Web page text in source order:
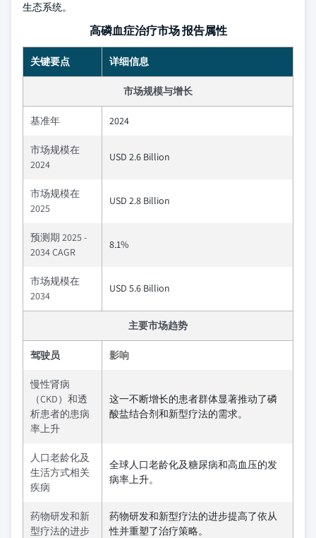
生态系统。
高磷血症治疗市场 报告属性
关键要点 详细信息
市场规模与增长
基准年 2024
市场规模在
2024
USD 2.6 Billion
市场规模在
2025
USD 2.8 Billion
预测期 2025 -
2034 CAGR
8.1%
市场规模在
2034
USD 5.6 Billion
主要市场趋势
驾驶员 影响
慢性肾病
（CKD）和透
析患者的患病
率上升
这一不断增长的患者群体显著推动了磷
酸盐结合剂和新型疗法的需求。
人口老龄化及
生活方式相关
疾病
全球人口老龄化及糖尿病和高血压的发
病率上升。
药物研发和新
型疗法的进步
药物研发和新型疗法的进步提高了依从
性并重塑了治疗策略。